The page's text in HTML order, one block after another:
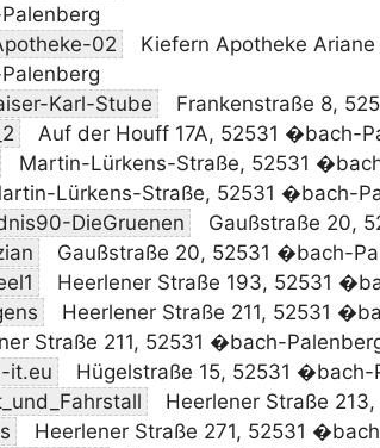
02
Kiefern Apotheke
Karl-Stube
Frankenstraße 8,
Auf der Houff 17A, 52531 �bach-
Martin-Lürkens-Straße, 52531
Lürkens-Straße, 52531 �bach-
DieGruenen
Gaußstraße 20,
Gaußstraße 20, 52531 �bach-
Heerlener Straße 193, 52531
Heerlener Straße 211, 52531
Straße 211, 52531 �bach-
it.eu
Hügelstraße 15, 52531 �bach-
Heerlener Straße
Heerlener Straße 271, 52531